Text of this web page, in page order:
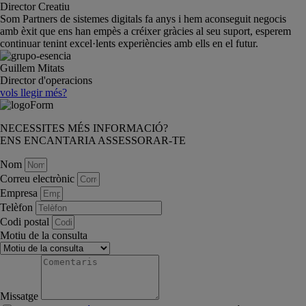
Director Creatiu
Som Partners de sistemes digitals fa anys i hem aconseguit negocis
amb èxit que ens han empès a créixer gràcies al seu suport, esperem
continuar tenint excel·lents experiències amb ells en el futur.
Guillem Mitats
Director d'operacions
vols llegir més?
NECESSITES MÉS INFORMACIÓ?
ENS ENCANTARIA ASSESSORAR-TE
Nom
Correu electrònic
Empresa
Telèfon
Codi postal
Motiu de la consulta
Missatge